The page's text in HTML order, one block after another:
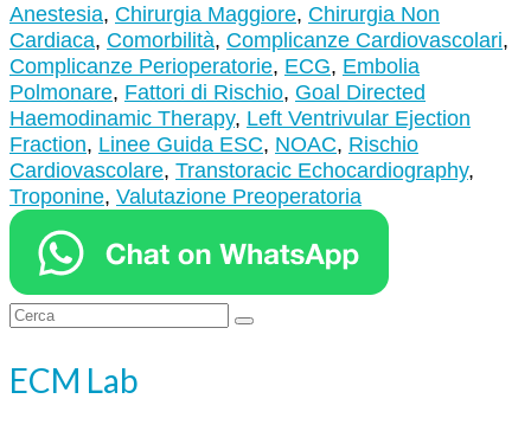
Anestesia, Chirurgia Maggiore, Chirurgia Non
Cardiaca, Comorbilità, Complicanze Cardiovascolari,
Complicanze Perioperatorie, ECG, Embolia
Polmonare, Fattori di Rischio, Goal Directed
Haemodinamic Therapy, Left Ventrivular Ejection
Fraction, Linee Guida ESC, NOAC, Rischio
Cardiovascolare, Transtoracic Echocardiography,
Troponine, Valutazione Preoperatoria
Cerca:
ECM Lab